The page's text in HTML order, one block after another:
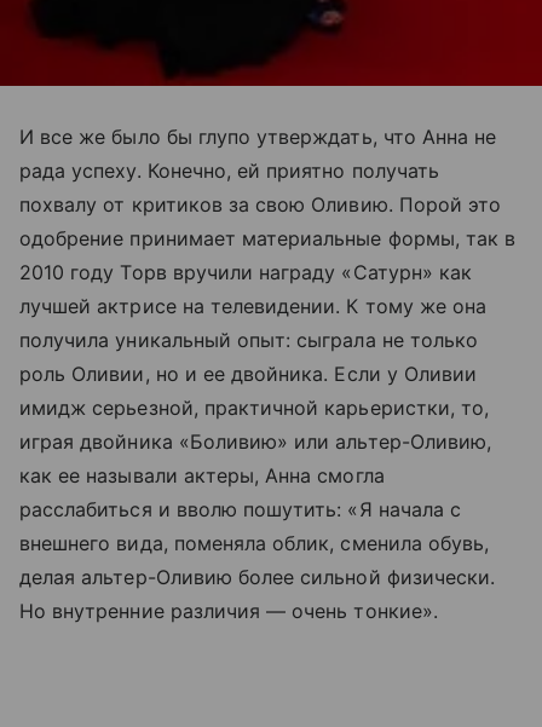
И все же было бы глупо утверждать, что Анна не
рада успеху. Конечно, ей приятно получать
похвалу от критиков за свою Оливию. Порой это
одобрение принимает материальные формы, так в
2010 году Торв вручили награду «Сатурн» как
лучшей актрисе на телевидении. К тому же она
получила уникальный опыт: сыграла не только
роль Оливии, но и ее двойника. Если у Оливии
имидж серьезной, практичной карьеристки, то,
играя двойника «Боливию» или альтер-Оливию,
как ее называли актеры, Анна смогла
расслабиться и вволю пошутить: «Я начала с
внешнего вида, поменяла облик, сменила обувь,
делая альтер-Оливию более сильной физически.
Но внутренние различия — очень тонкие».